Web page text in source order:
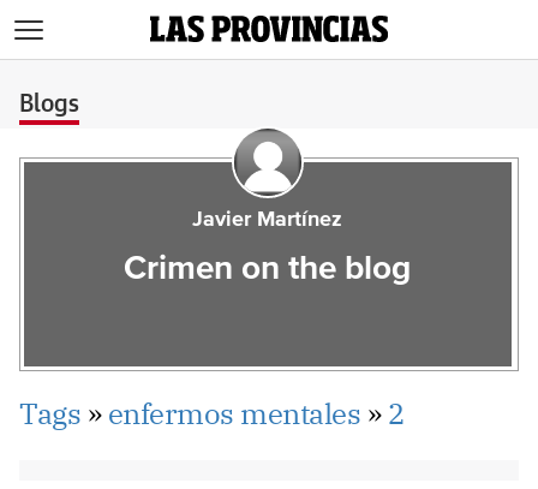
Blogs
Javier Martínez
Crimen on the blog
Tags »enfermos mentales »2